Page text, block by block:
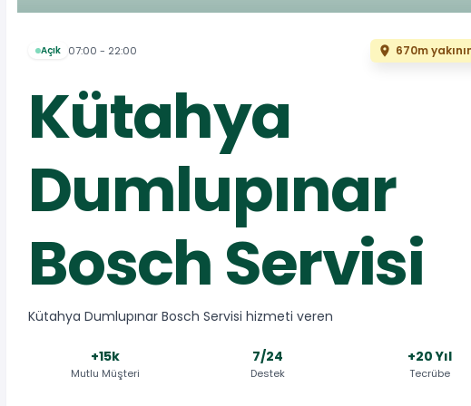
Açık 07:00 - 22:00 670m
Kütahya
Dumlupınar
Bosch Servisi
Kütahya Dumlupınar Bosch Servisi hizmeti veren
+15k
Mutlu Müşteri
7/24
Destek
+20 Yıl
Tecrübe